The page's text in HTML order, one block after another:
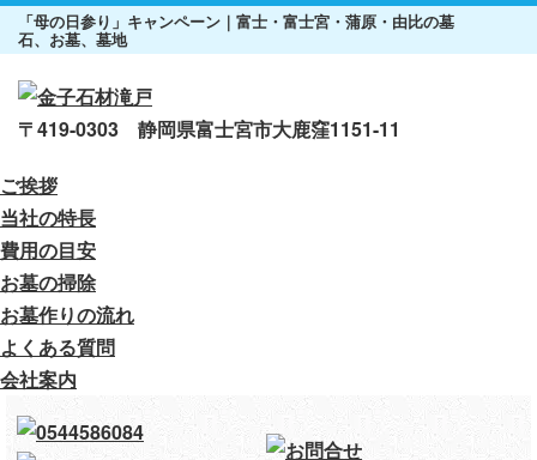
「母の日参り」キャンペーン｜富士・富士宮・蒲原・由比の墓
石、お墓、墓地
〒419-0303 静岡県富士宮市大鹿窪1151-11
ご挨拶
当社の特長
費用の目安
お墓の掃除
お墓作りの流れ
よくある質問
会社案内